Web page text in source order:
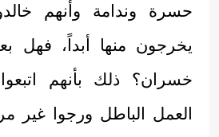
حسرة وندامة وأنهم
يخرجون منها أبداً، فهل
خسران؟ ذلك بأنهم
العمل الباطل ورجوا غير